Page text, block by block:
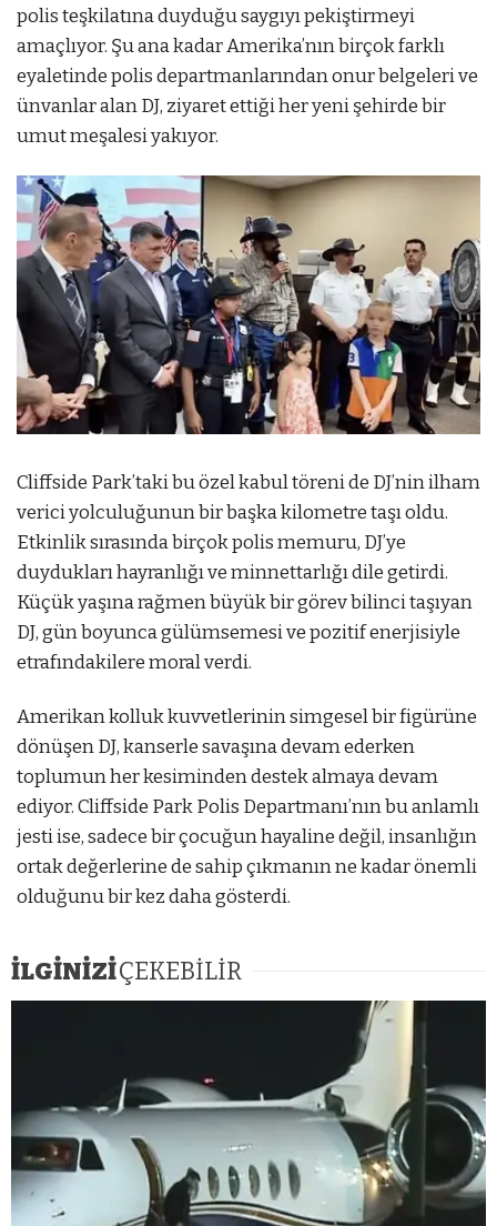
polis teşkilatına duyduğu saygıyı pekiştirmeyi
amaçlıyor. Şu ana kadar Amerika’nın birçok farklı
eyaletinde polis departmanlarından onur belgeleri ve
ünvanlar alan DJ, ziyaret ettiği her yeni şehirde bir
umut meşalesi yakıyor.
Cliffside Park’taki bu özel kabul töreni de DJ’nin ilham
verici yolculuğunun bir başka kilometre taşı oldu.
Etkinlik sırasında birçok polis memuru, DJ’ye
duydukları hayranlığı ve minnettarlığı dile getirdi.
Küçük yaşına rağmen büyük bir görev bilinci taşıyan
DJ, gün boyunca gülümsemesi ve pozitif enerjisiyle
etrafındakilere moral verdi.
Amerikan kolluk kuvvetlerinin simgesel bir figürüne
dönüşen DJ, kanserle savaşına devam ederken
toplumun her kesiminden destek almaya devam
ediyor. Cliffside Park Polis Departmanı’nın bu anlamlı
jesti ise, sadece bir çocuğun hayaline değil, insanlığın
ortak değerlerine de sahip çıkmanın ne kadar önemli
olduğunu bir kez daha gösterdi.
İLGİNİZİÇEKEBİLİR